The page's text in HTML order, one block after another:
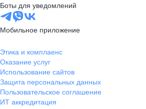
Боты для уведомлений
Мобильное приложение
Этика и комплаенс
Оказание услуг
Использование сайтов
Защита персональных данных
Пользовательское соглашение
ИТ аккредитация